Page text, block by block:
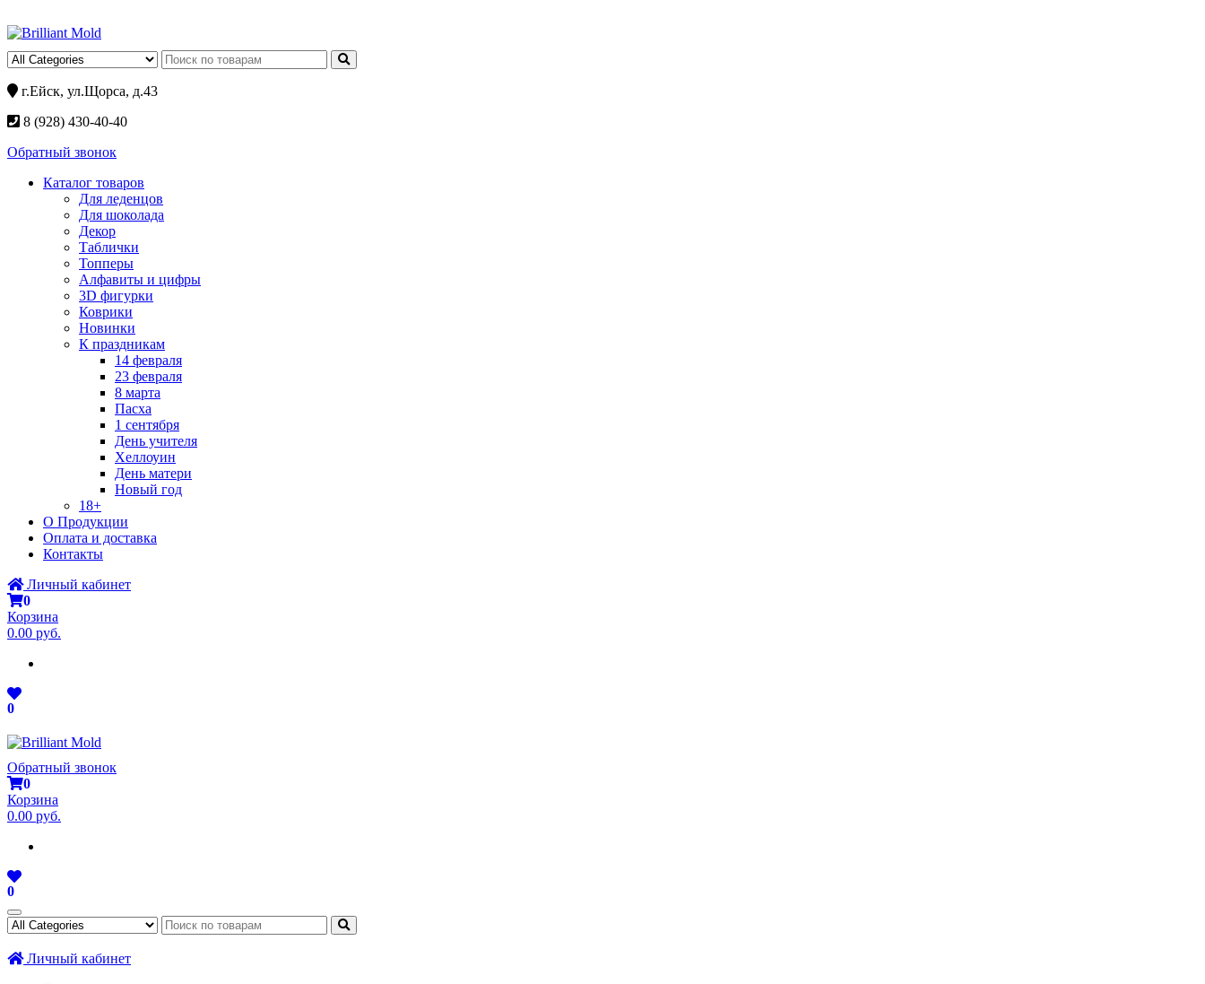
г.Ейск, ул.Щорса, д.43
8 (928) 430-40-40
Обратный звонок
Каталог товаров
Для леденцов
Для шоколада
Декор
Таблички
Топперы
Алфавиты и цифры
3D фигурки
Коврики
Новинки
К праздникам
14 февраля
23 февраля
8 марта
Пасха
1 сентября
День учителя
Хеллоуин
День матери
Новый год
18+
О Продукции
Оплата и доставка
Контакты
Личный кабинет
0
Корзина
0.00 руб.
0
Обратный звонок
0
Корзина
0.00 руб.
0
Личный кабинет